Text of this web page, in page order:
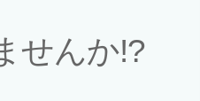
せんか!?